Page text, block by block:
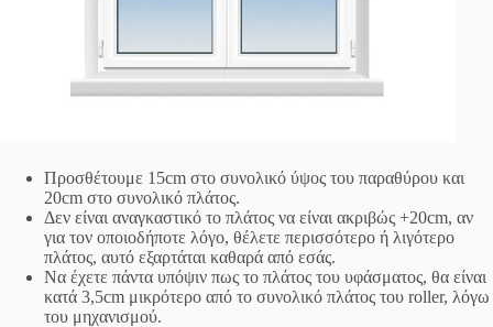
Προσθέτουμε 15cm στο συνολικό ύψος του παραθύρου και
20cm στο συνολικό πλάτος.
Δεν είναι αναγκαστικό το πλάτος να είναι ακριβώς +20cm, αν
για τον οποιοδήποτε λόγο, θέλετε περισσότερο ή λιγότερο
πλάτος, αυτό εξαρτάται καθαρά από εσάς.
Να έχετε πάντα υπόψιν πως το πλάτος του υφάσματος, θα είναι
κατά 3,5cm μικρότερο από το συνολικό πλάτος του roller, λόγω
του μηχανισμού.